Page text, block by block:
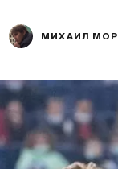
МИХАИЛ